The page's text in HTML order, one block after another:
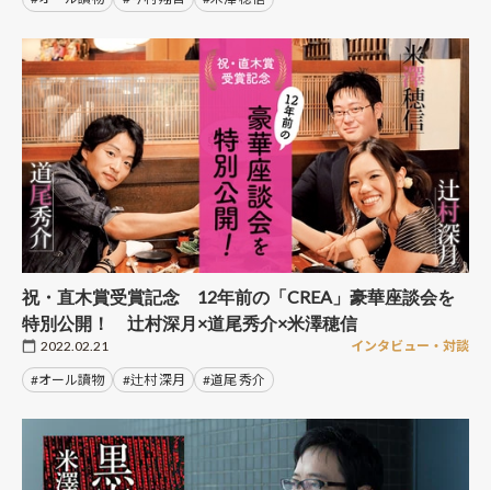
祝・直木賞受賞記念 12年前の「CREA」豪華座談会を
特別公開！ 辻村深月×道尾秀介×米澤穂信
2022.02.21 インタビュー・対談
#オール讀物 #辻村 深月 #道尾 秀介